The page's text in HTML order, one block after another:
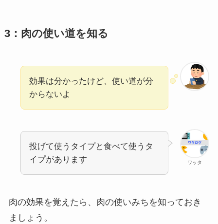
3：肉の使い道を知る
効果は分かったけど、使い道が分
からないよ
ワッタ
投げて使うタイプと食べて使うタ
イプがあります
肉の効果を覚えたら、肉の使いみちを知っておき
ましょう。